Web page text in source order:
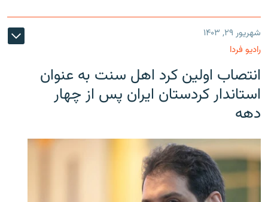
شهریور ۲۹, ۱۴۰۳
رادیو فردا
انتصاب اولین کرد اهل سنت به عنوان
استاندار کردستان ایران پس از چهار
دهه